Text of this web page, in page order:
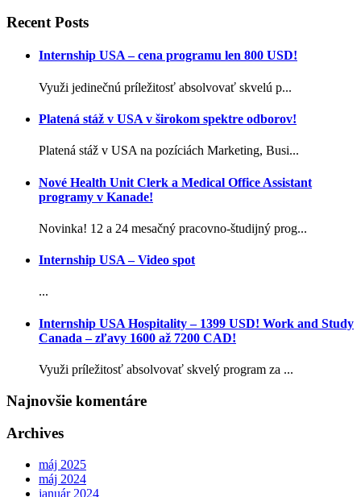
Recent Posts
Internship USA – cena programu len 800 USD!
Využi jedinečnú príležitosť absolvovať skvelú p...
Platená stáž v USA v širokom spektre odborov!
Platená stáž v USA na pozíciách Marketing, Busi...
Nové Health Unit Clerk a Medical Office Assistant
programy v Kanade!
Novinka! 12 a 24 mesačný pracovno-študijný prog...
Internship USA – Video spot
...
Internship USA Hospitality – 1399 USD! Work and Study
Canada – zľavy 1600 až 7200 CAD!
Využi príležitosť absolvovať skvelý program za ...
Najnovšie komentáre
Archives
máj 2025
máj 2024
január 2024